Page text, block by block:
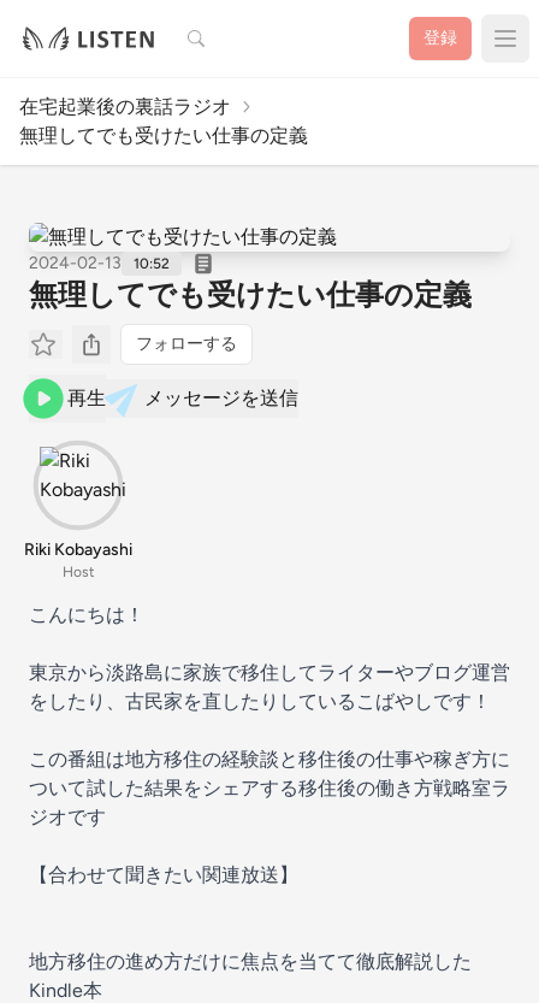
検索 登録
在宅起業後の裏話ラジオ
無理してでも受けたい仕事の定義
2024-02-13 10:52
無理してでも受けたい仕事の定義
フォローする
再生 メッセージを送信
Riki Kobayashi
Host
こんにちは！
東京から淡路島に家族で移住してライターやブログ運営
をしたり、古民家を直したりしているこばやしです！
この番組は地方移住の経験談と移住後の仕事や稼ぎ方に
ついて試した結果をシェアする移住後の働き方戦略室ラ
ジオです
【合わせて聞きたい関連放送】
地方移住の進め方だけに焦点を当てて徹底解説した
Kindle本